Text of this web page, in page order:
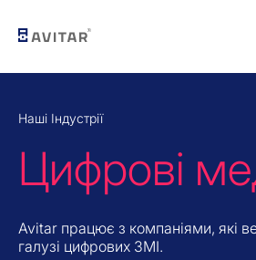
Наші Індустрії
Цифрові
Avitar працює з компаніями, які
галузі цифрових ЗМІ.